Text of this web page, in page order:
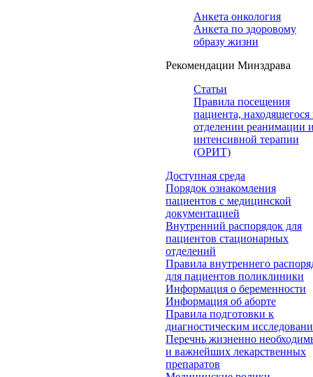
Анкета онкология
Анкета по здоровому
образу жизни
Рекомендации Минздрава
Статьи
Правила посещения
пациента, находящегося
отделении реанимации и
интенсивной терапии
(ОРИТ)
Доступная среда
Порядок ознакомления
пациентов с медицинской
документацией
Внутренний распорядок для
пациентов стационарных
отделений
Правила внутреннего
для пациентов поликлиники
Информация о беременности
Информация об аборте
Правила подготовки к
диагностическим
Перечнь жизненно
и важнейших лекарственных
препаратов